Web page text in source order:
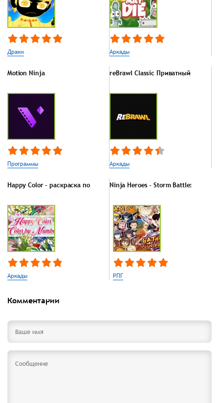
Драки Аркады
Motion Ninja
Программы
reBrawl Classic Приватный
Аркады
Happy Color – раскраска по
Аркады
Ninja Heroes - Storm Battle:
РПГ
Комментарии